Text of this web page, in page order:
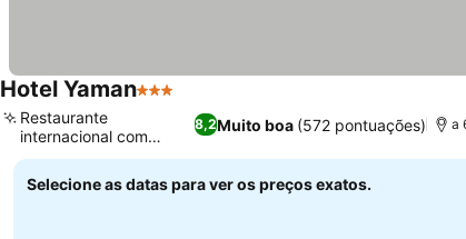
Hotel Yaman3 Estrelas
8,2Muito boa (572 pontuações)
Restaurante
internacional com
esplanada
a
Selecione as datas para ver os preços exatos.